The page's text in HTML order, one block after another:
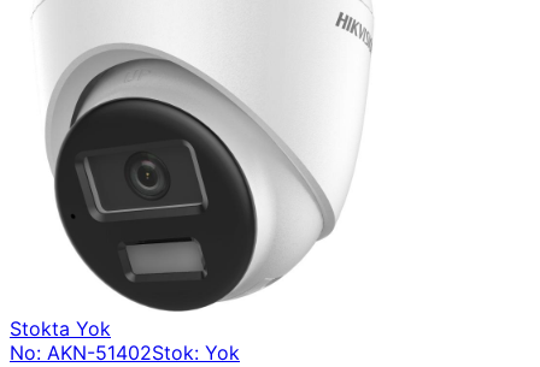
Stokta Yok
No: AKN-51402Stok: Yok